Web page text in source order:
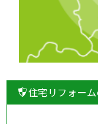
住宅リフォー